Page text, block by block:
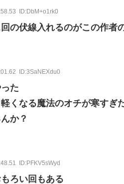
ID:DbM+o1rk0
の伏線入れるのがこの作者
ID:3SaNEXdu0
た
くなる魔法のオチが寒すぎ
か？
ID:PFKV5sWyd
ろい回もある